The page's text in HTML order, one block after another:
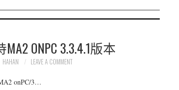
ONPC 3.3.4.1版本
HAHAN LEAVE A COMMENT
onPC/3…